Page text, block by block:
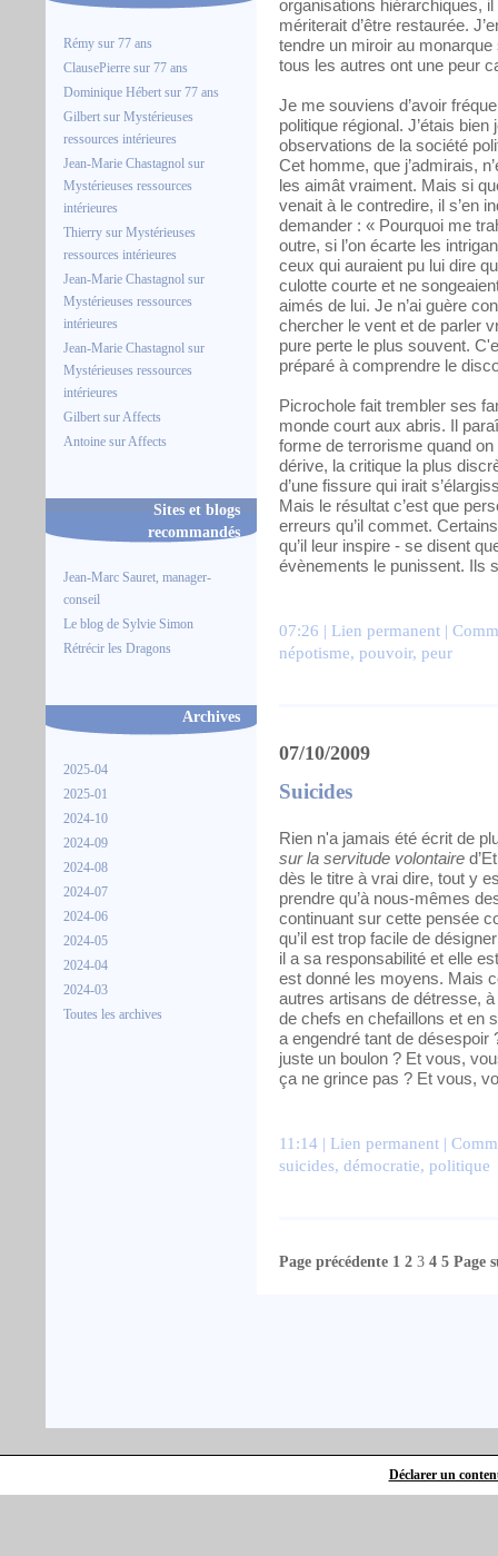
Rémy sur 77 ans
ClausePierre sur 77 ans
Dominique Hébert sur 77 ans
Gilbert sur Mystérieuses
ressources intérieures
Jean-Marie Chastagnol sur
Mystérieuses ressources
intérieures
Thierry sur Mystérieuses
ressources intérieures
Jean-Marie Chastagnol sur
Mystérieuses ressources
intérieures
Jean-Marie Chastagnol sur
Mystérieuses ressources
intérieures
Gilbert surAffects
Antoine surAffects
Sites et blogs
recommandés
Jean-Marc Sauret, manager-
conseil
Le blog de Sylvie Simon
Rétrécir les Dragons
Archives
2025-04
2025-01
2024-10
2024-09
2024-08
2024-07
2024-06
2024-05
2024-04
2024-03
Toutes les archives
organisations hiérarchiques,
mériterait d’être restaurée.
tendre un miroir au
tous les autres ont une peur
Je me souviens d’avoir
politique régional. J’étais
observations de la société
Cet homme, que j’admirais,
les aimât vraiment. Mais si
venait à le contredire, il s’en
demander : « Pourquoi me
outre, si l’on écarte les
ceux qui auraient pu lui dire
culotte courte et ne
aimés de lui. Je n’ai guère
chercher le vent et de parler
pure perte le plus souvent.
préparé à comprendre le
Picrochole fait trembler ses
monde court aux abris. Il
forme de terrorisme quand
dérive, la critique la plus
d’une fissure qui irait
Mais le résultat c’est que
erreurs qu’il commet.
qu’il leur inspire - se disent
évènements le punissent. Ils
07:26 | Lien permanent |
népotisme, pouvoir, peur
07/10/2009
Suicides
Rien n'a jamais été écrit de
sur la servitude volontaire
dès le titre à vrai dire, tout y
prendre qu’à nous-mêmes
continuant sur cette pensée
qu’il est trop facile de
il a sa responsabilité et elle
est donné les moyens. Mais
autres artisans de détresse,
de chefs en chefaillons et en
a engendré tant de désespoir
juste un boulon ? Et vous,
ça ne grince pas ? Et vous,
11:14 | Lien permanent |
suicides, démocratie, politique
Page précédente 1 2 3 4 5 Page
Déclarer un